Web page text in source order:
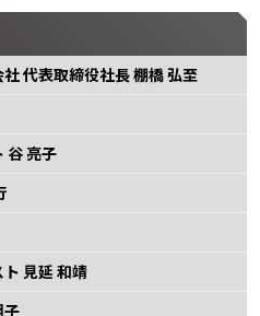
代表取締役社長 棚橋 弘至
谷 亮子
見延 和靖
子